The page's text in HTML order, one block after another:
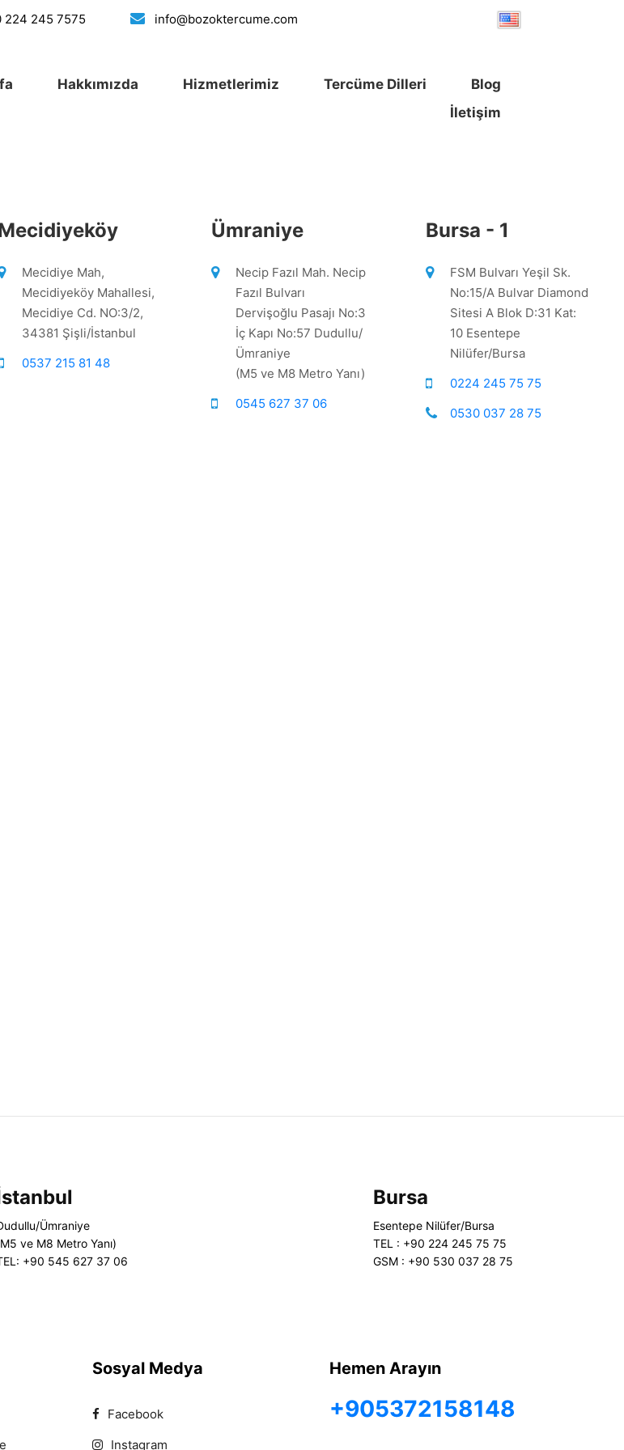
224 245 7575 info@bozoktercume.com
Hakkımızda Hizmetlerimiz Tercüme Dilleri
Blog
İletişim
Mecidiye Mah,
Mecidiyeköy Mahallesi,
Mecidiye Cd. NO:3/2,
34381 Şişli/İstanbul
0537 215 81 48
Ümraniye
Necip Fazıl Mah. Necip
Fazıl Bulvarı
Dervişoğlu Pasajı No:3
İç Kapı No:57 Dudullu/
Ümraniye
(M5 ve M8 Metro Yanı)
0545 627 37 06
Bursa - 1
FSM Bulvarı Yeşil Sk.
No:15/A Bulvar Diamond
Sitesi A Blok D:31 Kat:
10 Esentepe
Nilüfer/Bursa
0224 245 75 75
0530 037 28 75
Ümraniye
ve M8 Metro Yanı)
+90 545 627 37 06
Bursa
Esentepe Nilüfer/Bursa
TEL : +90 224 245 75 75
GSM : +90 530 037 28 75
Sosyal Medya
Facebook
Instagram
Hemen Arayın
+905372158148